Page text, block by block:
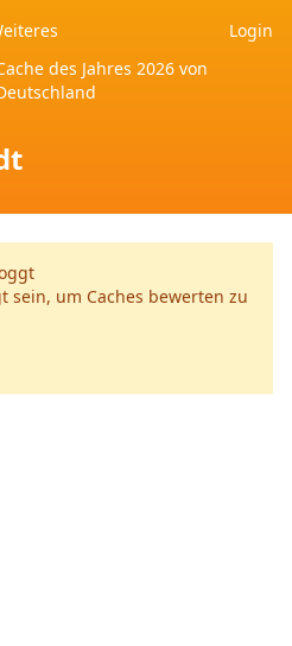
Login
des Jahres 2026 von
sein, um Caches bewerten zu